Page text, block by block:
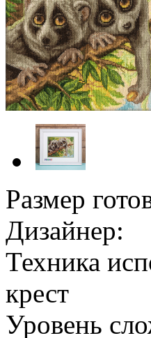
Размер
Дизайнер:
Техника
крест
Уровень